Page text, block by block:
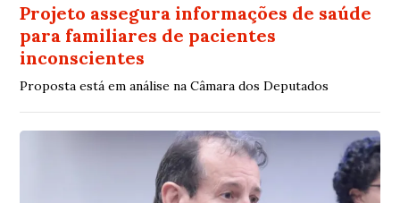
Projeto assegura informações de saúde
para familiares de pacientes
inconscientes
Proposta está em análise na Câmara dos Deputados